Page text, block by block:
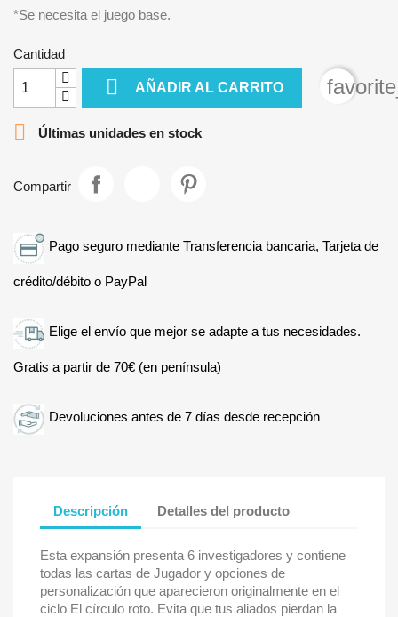
*Se necesita el juego base.
Cantidad
 AÑADIR AL CARRITO

Últimas unidades en stock
Compartir
Pago seguro mediante Transferencia bancaria, Tarjeta de
crédito/débito o PayPal
Elige el envío que mejor se adapte a tus necesidades.
Gratis a partir de 70€ (en península)
Devoluciones antes de 7 días desde recepción
Descripción Detalles del producto
Esta expansión presenta 6 investigadores y contiene
todas las cartas de Jugador y opciones de
personalización que aparecieron originalmente en el
ciclo El círculo roto. Evita que tus aliados pierdan la